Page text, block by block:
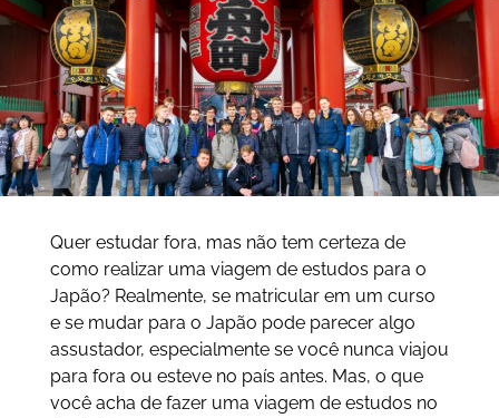
Quer estudar fora, mas não tem certeza de
como realizar uma viagem de estudos para o
Japão? Realmente, se matricular em um curso
e se mudar para o Japão pode parecer algo
assustador, especialmente se você nunca viajou
para fora ou esteve no país antes. Mas, o que
você acha de fazer uma viagem de estudos no